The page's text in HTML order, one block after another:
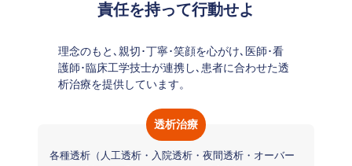
責任を持って行動せよ
理念のもと､親切･丁寧･笑顔を心がけ､医師･看
護師･臨床工学技士が連携し､患者に合わせた透
析治療を提供しています。
透析治療
各種透析（人工透析・入院透析・夜間透析・オーバー